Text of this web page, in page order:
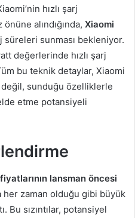
hızlı şarj
alındığında, Xiaomi
sunması bekleniyor.
değerlerinde hızlı şarj
bu teknik detaylar, Xiaomi
sunduğu özelliklerle
etme potansiyeli
lansman öncesi
her zaman olduğu gibi büyük
Bu sızıntılar, potansiyel